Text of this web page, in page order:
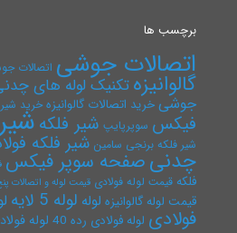
برچسب ها
اتصالات جوشی اتصالات
گالوانیزهتکنیک لوله های
جوشیخرید اتصالات گالوانیزه خرید
فیکس سوپرپایپ شیر فلکه
شیر فلکه برنجی سامین شیر فلکه
چدنیصفحه سوپر فیکس
فلکه قیمت لوله فولادی قیمت لوله و اتصالات
قیمت لوله گالوانیزه لوله لوله 5 لایه
فولادی لوله فولادی رده 40 لوله